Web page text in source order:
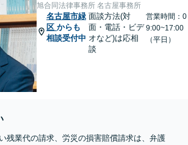
旭合同法律事務所 名古屋事務所
名古屋市緑
区 からも
相談受付中
面談方法(対
面・電話・ビデ
オなど)は応相
談
営業時間：0
9:00~17:00
（平日）
残業代の請求、労災の損害賠償請求は、弁護